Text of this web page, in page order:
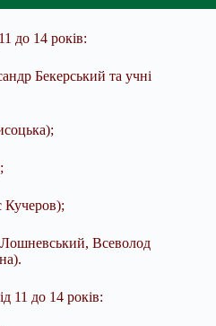
до 14 років:
Бекерський та учні
Кучеров);
Всеволод
11 до 14 років: